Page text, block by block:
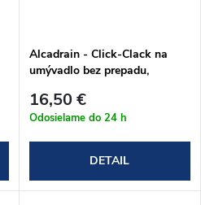
Alcadrain - Click-Clack na
umývadlo bez prepadu,
prevedení (A394)
16,50 €
Odosielame do 24 h
DETAIL